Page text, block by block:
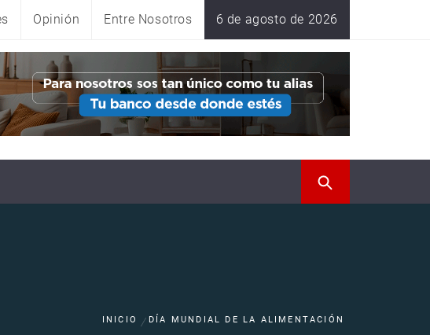
Opinión Entre Nosotros 6 de agosto de 2026
INICIO DÍA MUNDIAL DE LA ALIMENTACIÓN